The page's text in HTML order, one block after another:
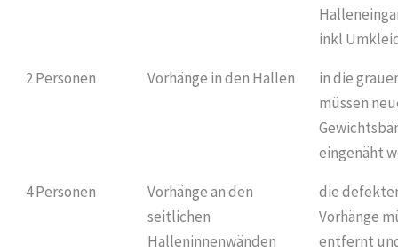
inkl
2 Personen
Vorhänge in den Hallen
in die
müssen
eingenäht
4 Personen
Vorhänge an den
seitlichen
Halleninnenwänden
die
Vorhänge
entfernt